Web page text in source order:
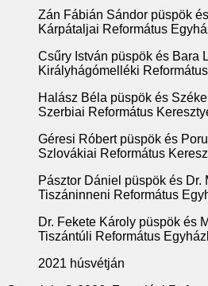
Zán Fábián Sándor püspök
Kárpátaljai Református
Csűry István püspök és Bara
Királyhágómelléki
Halász Béla püspök és
Szerbiai Református
Géresi Róbert püspök és
Szlovákiai Református
Pásztor Dániel püspök és Dr.
Tiszáninneni Református
Dr. Fekete Károly püspök és
Tiszántúli Református
2021 húsvétján